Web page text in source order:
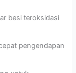
besi teroksidasi
pengendapan